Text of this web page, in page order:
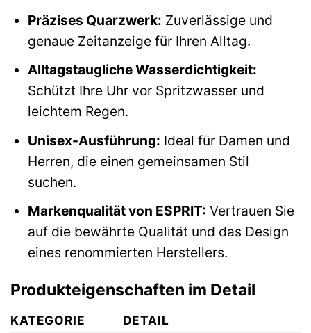
Präzises Quarzwerk: Zuverlässige und
genaue Zeitanzeige für Ihren Alltag.
Alltagstaugliche Wasserdichtigkeit:
Schützt Ihre Uhr vor Spritzwasser und
leichtem Regen.
Unisex-Ausführung: Ideal für Damen und
Herren, die einen gemeinsamen Stil
suchen.
Markenqualität von ESPRIT: Vertrauen Sie
auf die bewährte Qualität und das Design
eines renommierten Herstellers.
Produkteigenschaften im Detail
KATEGORIE
DETAIL